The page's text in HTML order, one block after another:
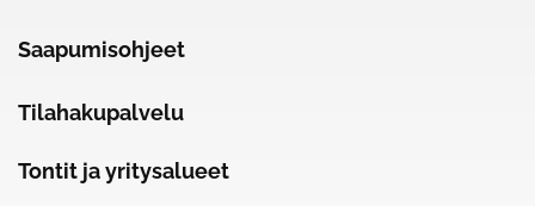
Saapumisohjeet
Tilahakupalvelu
Tontit ja yritysalueet